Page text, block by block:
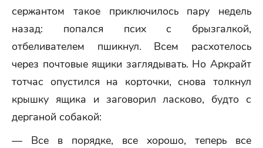
сержантом такое приключилось пару недель
назад: попался псих с брызгалкой,
отбеливателем пшикнул. Всем расхотелось
через почтовые ящики заглядывать. Но Аркрайт
тотчас опустился на корточки, снова толкнул
крышку ящика и заговорил ласково, будто с
дерганой собакой:
— Все в порядке, все хорошо, теперь все